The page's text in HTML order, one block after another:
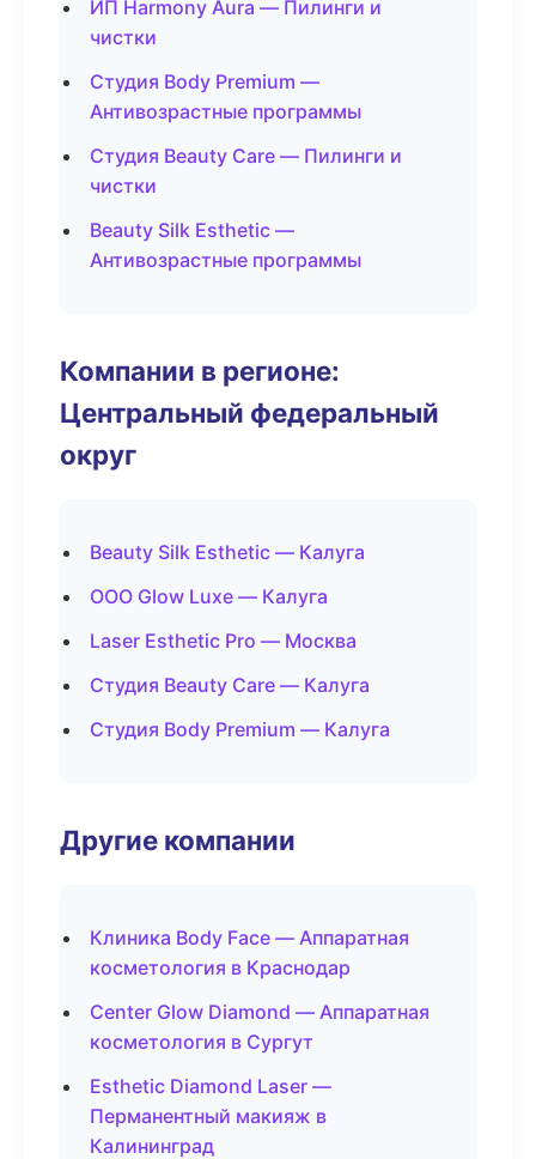
ИП Harmony Aura — Пилинги и
чистки
Студия Body Premium —
Антивозрастные программы
Студия Beauty Care — Пилинги и
чистки
Beauty Silk Esthetic —
Антивозрастные программы
Компании в регионе:
Центральный федеральный
округ
Beauty Silk Esthetic — Калуга
ООО Glow Luxe — Калуга
Laser Esthetic Pro — Москва
Студия Beauty Care — Калуга
Студия Body Premium — Калуга
Другие компании
Клиника Body Face — Аппаратная
косметология в Краснодар
Center Glow Diamond — Аппаратная
косметология в Сургут
Esthetic Diamond Laser —
Перманентный макияж в
Калининград